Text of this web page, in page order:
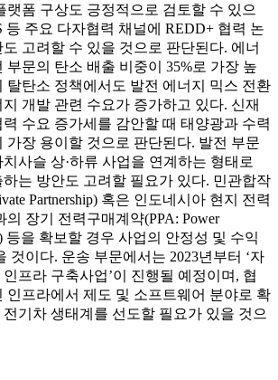
랫폼 구상도 긍정적으로 검토할 수 있으
등 주요 다자협력 채널에 REDD+ 협력 논
고려할 수 있을 것으로 판단된다. 에너
부문의 탄소 배출 비중이 35%로 가장 높
탈탄소 정책에서도 발전 에너지 믹스 전환
개발 관련 수요가 증가하고 있다. 신재
수요 증가세를 감안할 때 태양광과 수력
가장 용이할 것으로 판단된다. 발전 부문
사슬 상·하류 사업을 연계하는 형태로
는 방안도 고려할 필요가 있다. 민관합작
Partnership) 혹은 인도네시아 현지 전력
의 장기 전력구매계약(PPA: Power
등을 확보할 경우 사업의 안정성 및 수익
것이다. 운송 부문에서는 2023년부터 ‘자
프라 구축사업’이 진행될 예정이며, 협
인프라에서 제도 및 소프트웨어 분야로 확
기차 생태계를 선도할 필요가 있을 것으